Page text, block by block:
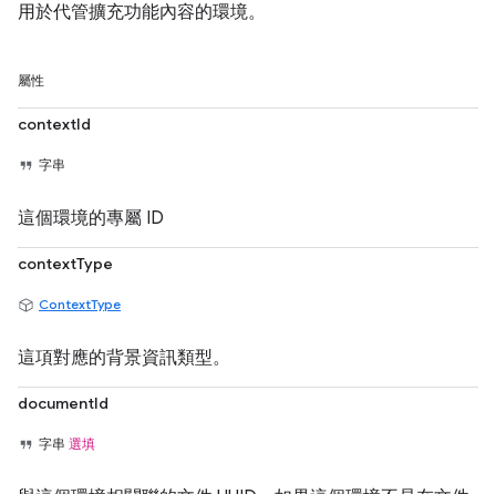
用於代管擴充功能內容的環境。
屬性
contextId
字串
這個環境的專屬 ID
contextType
ContextType
這項對應的背景資訊類型。
documentId
字串 選填